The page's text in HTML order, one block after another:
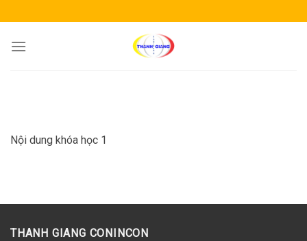
to
content
Nội dung khóa học 1
THANH GIANG CONINCON